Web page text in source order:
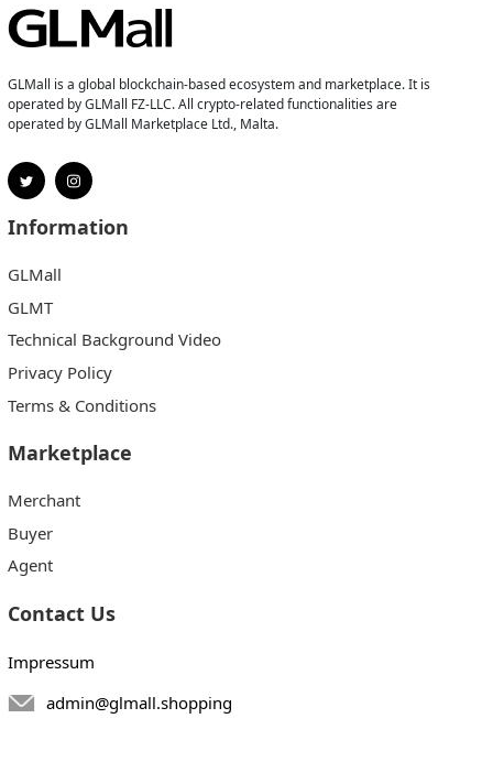
GLMall is a global blockchain-based ecosystem and marketplace. It is
operated by GLMall FZ-LLC. All crypto-related functionalities are
operated by GLMall Marketplace Ltd., Malta.
Information
GLMall
GLMT
Technical Background Video
Privacy Policy
Terms & Conditions
Marketplace
Merchant
Buyer
Agent
Contact Us
Impressum
admin@glmall.shopping